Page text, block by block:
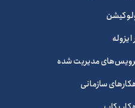
ایزوله
مدیریت شده
سازمانی